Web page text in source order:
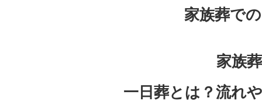
家族葬で
家族
一日葬とは？流れ